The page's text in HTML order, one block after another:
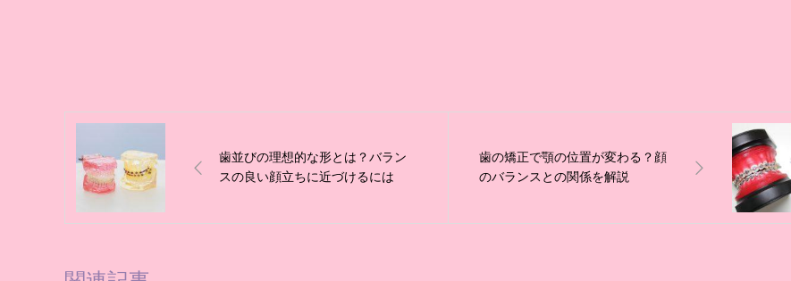
歯並びの理想的な形とは？バラン
スの良い顔立ちに近づけるには
歯の矯正で顎の位置が変わる？顔
のバランスとの関係を解説